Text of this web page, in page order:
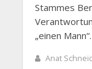
Stammes
„einen Mann“.
Anat